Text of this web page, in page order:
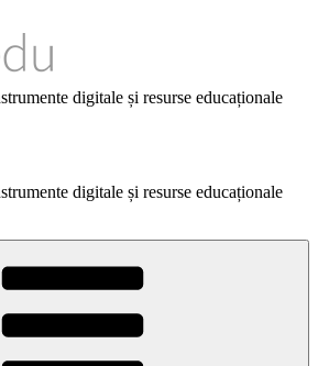
digitale și resurse educaționale
digitale și resurse educaționale